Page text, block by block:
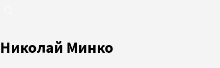
Николай Минко